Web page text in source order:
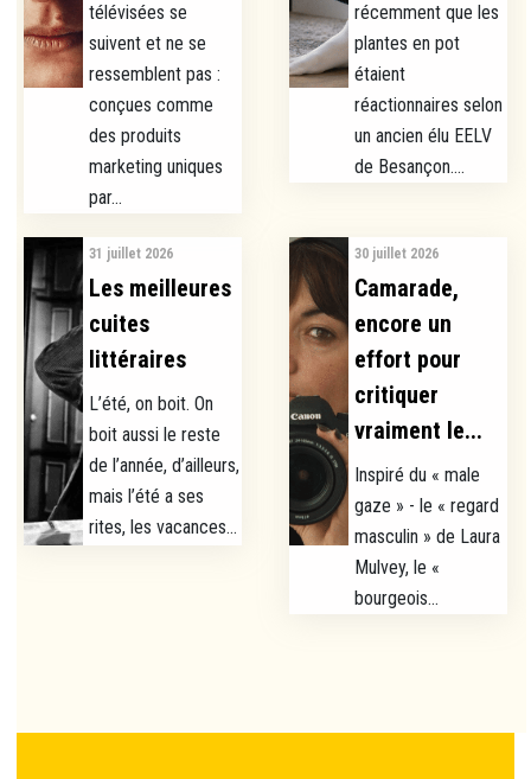
télévisées se
suivent et ne se
ressemblent pas :
conçues comme
des produits
marketing uniques
par...
récemment que les
plantes en pot
étaient
réactionnaires selon
un ancien élu EELV
de Besançon....
31 juillet 2026
Les meilleures
cuites
littéraires
L’été, on boit. On
boit aussi le reste
de l’année, d’ailleurs,
mais l’été a ses
rites, les vacances...
30 juillet 2026
Camarade,
encore un
effort pour
critiquer
vraiment le...
Inspiré du « male
gaze » - le « regard
masculin » de Laura
Mulvey, le «
bourgeois...